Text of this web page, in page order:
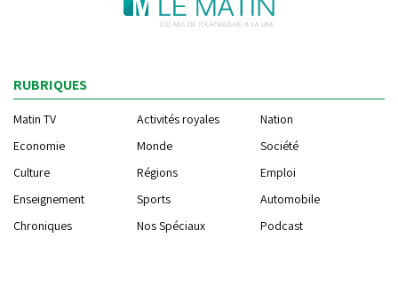
RUBRIQUES
Matin TV Activités royales
Nation
Economie
Monde
Société
Culture
Régions
Emploi
Enseignement
Sports
Automobile
Chroniques
Nos Spéciaux Podcast